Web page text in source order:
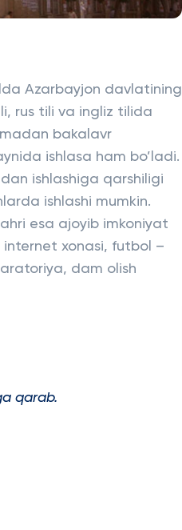
Azarbayjon davlatining
rus tili va ingliz tilida
bakalavr
ishlasa ham bo’ladi.
ishlashiga qarshiligi
ishlashi mumkin.
esa ajoyib imkoniyat
xonasi, futbol –
dam olish
qarab.